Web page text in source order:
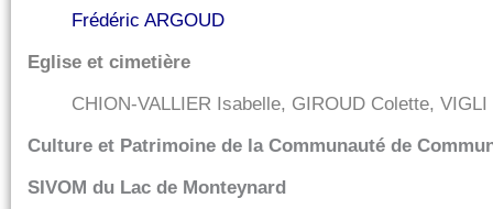
Frédéric ARGOUD
Eglise et cimetière
CHION-VALLIER Isabelle, GIROUD Colette, VIGLI
Culture et Patrimoine de la Communauté de
SIVOM du Lac de Monteynard